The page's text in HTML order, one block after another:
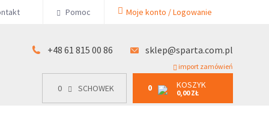
Pomoc Moje konto / Logowanie
+48 61 815 00 86 sklep@sparta.com.pl
import zamówień
0 SCHOWEK 0 KOSZYK
0,00 ZŁ
0 SCHOWEK 0 KOSZYK
0,00 ZŁ
00 86